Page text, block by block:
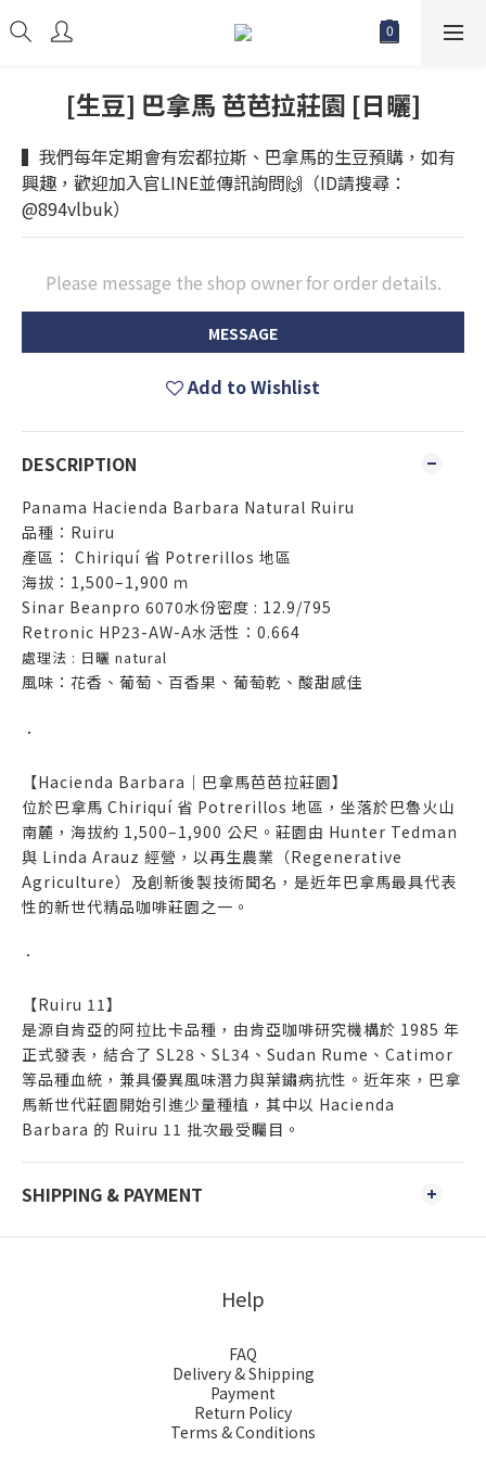
[生豆] 巴拿馬 芭芭拉莊園 [日曬]
▍我們每年定期會有宏都拉斯、巴拿馬的生豆預購，如有
興趣，歡迎加入官LINE並傳訊詢問🙌（ID請搜尋：
@894vlbuk）
Please message the shop owner for order details.
MESSAGE
Add to Wishlist
DESCRIPTION
Panama Hacienda Barbara Natural Ruiru
品種：Ruiru
產區： Chiriquí 省 Potrerillos 地區
海拔：1,500–1,900 ｍ
Sinar Beanpro 6070水份密度 : 12.9/795
Retronic HP23-AW-A水活性：0.664
處理法 : 日曬 natural
風味：花香、葡萄、百香果、葡萄乾、酸甜感佳
．
【Hacienda Barbara｜巴拿馬芭芭拉莊園】
位於巴拿馬 Chiriquí 省 Potrerillos 地區，坐落於巴魯火山
南麓，海拔約 1,500–1,900 公尺。莊園由 Hunter Tedman
與 Linda Arauz 經營，以再生農業（Regenerative
Agriculture）及創新後製技術聞名，是近年巴拿馬最具代表
性的新世代精品咖啡莊園之一。
．
【Ruiru 11】
是源自肯亞的阿拉比卡品種，由肯亞咖啡研究機構於 1985 年
正式發表，結合了 SL28、SL34、Sudan Rume、Catimor
等品種血統，兼具優異風味潛力與葉鏽病抗性。近年來，巴拿
馬新世代莊園開始引進少量種植，其中以 Hacienda
Barbara 的 Ruiru 11 批次最受矚目。
SHIPPING & PAYMENT
Help
FAQ
Delivery & Shipping
Payment
Return Policy
Terms & Conditions